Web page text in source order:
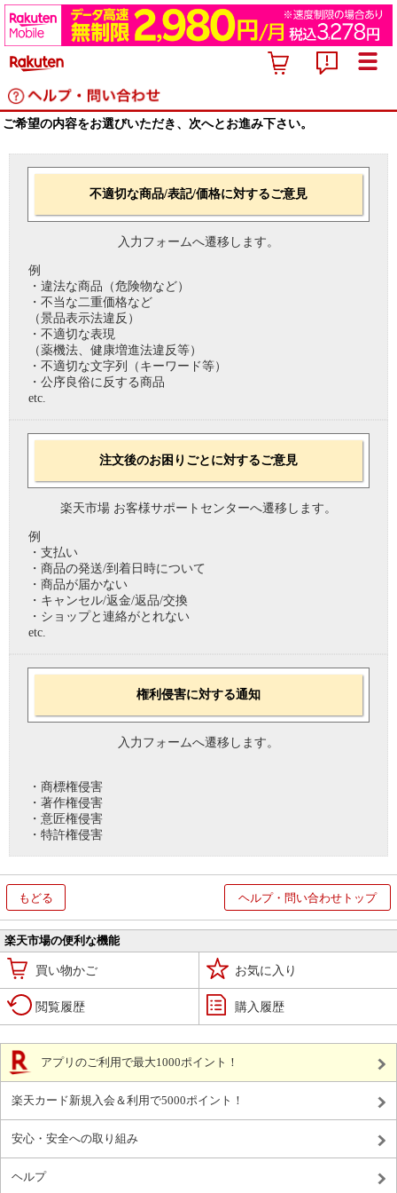
ご希望の内容をお選びいただき、次へとお進み下さい。
不適切な商品/表記/価格に対するご意見
入力フォームへ遷移します。
例
・違法な商品（危険物など）
・不当な二重価格など
（景品表示法違反）
・不適切な表現
（薬機法、健康増進法違反等）
・不適切な文字列（キーワード等）
・公序良俗に反する商品
etc.
注文後のお困りごとに対するご意見
楽天市場 お客様サポートセンターへ遷移します。
例
・支払い
・商品の発送/到着日時について
・商品が届かない
・キャンセル/返金/返品/交換
・ショップと連絡がとれない
etc.
権利侵害に対する通知
入力フォームへ遷移します。
・商標権侵害
・著作権侵害
・意匠権侵害
・特許権侵害
もどる ヘルプ・問い合わせトップ
楽天市場の便利な機能
買い物かご お気に入り
閲覧履歴 購入履歴
アプリのご利用で最大1000ポイント！
楽天カード新規入会＆利用で5000ポイント！
安心・安全への取り組み
ヘルプ